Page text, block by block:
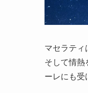
マセラティ
そして情熱
ーレにも受